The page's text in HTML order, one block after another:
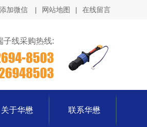
添加微信 | 网站地图 | 在线留言
子线采购热线:
8503
关于华懋 联系华懋